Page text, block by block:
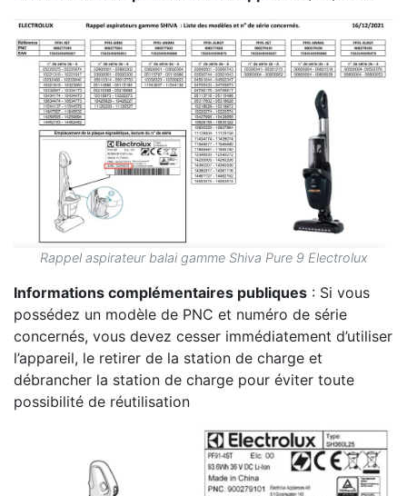
Rappel aspirateur balai gamme Shiva Pure 9 Electrolux
Informations complémentaires publiques: Si vous
possédez un modèle de PNC et numéro de série
l’appareil, le retirer de la station de charge et
débrancher la station de charge pour éviter toute
possibilité de réutilisation